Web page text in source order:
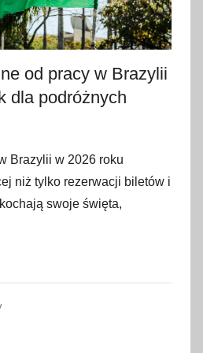
od pracy w Brazylii
dla podróżnych
Brazylii w 2026 roku
niż tylko rezerwacji biletów i
swoje święta,